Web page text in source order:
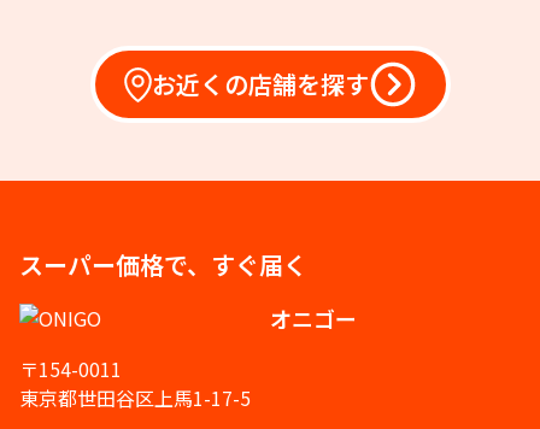
お近くの店舗を探す
スーパー価格で、すぐ届く
オニゴー
〒154-0011
東京都世田谷区上馬1-17-5